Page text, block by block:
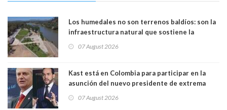
Los humedales no son terrenos baldíos: son la
infraestructura natural que sostiene la
07 August 2026
Kast está en Colombia para participar en la
asunción del nuevo presidente de extrema
07 August 2026